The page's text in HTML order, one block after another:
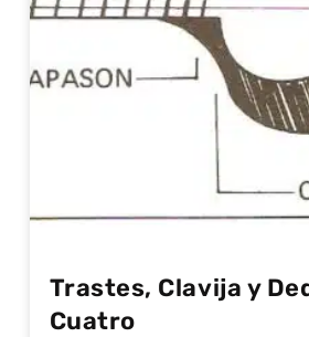
Trastes, Clavija y
Cuatro